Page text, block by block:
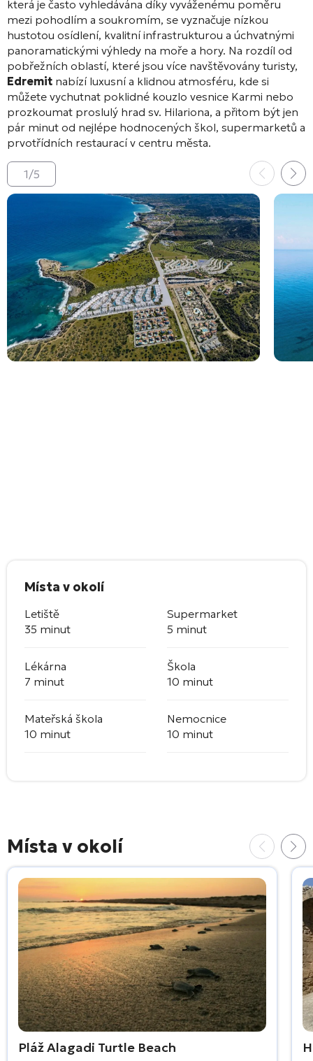
která je často vyhledávána díky vyváženému poměru
mezi pohodlím a soukromím, se vyznačuje nízkou
hustotou osídlení, kvalitní infrastrukturou a úchvatnými
panoramatickými výhledy na moře a hory. Na rozdíl od
pobřežních oblastí, které jsou více navštěvovány turisty,
Edremit nabízí luxusní a klidnou atmosféru, kde si
můžete vychutnat poklidné kouzlo vesnice Karmi nebo
prozkoumat proslulý hrad sv. Hilariona, a přitom být jen
pár minut od nejlépe hodnocených škol, supermarketů a
prvotřídních restaurací v centru města.
1/5
Místa v okolí
Letiště
35 minut
Supermarket
5 minut
Lékárna
7 minut
Škola
10 minut
Mateřská škola
10 minut
Nemocnice
10 minut
Místa v okolí
Pláž Alagadi Turtle Beach